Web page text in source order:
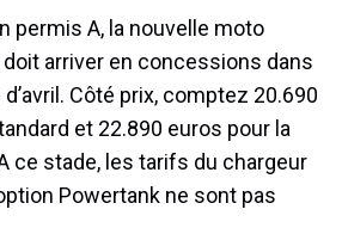
permis A, la nouvelle moto
arriver en concessions dans
Côté prix, comptez 20.690
et 22.890 euros pour la
ce stade, les tarifs du chargeur
Powertank ne sont pas